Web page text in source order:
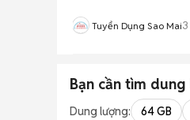
Tuyển Dụng Sao Mai3
Bạn cần tìm dung
Dung lượng: 64 GB